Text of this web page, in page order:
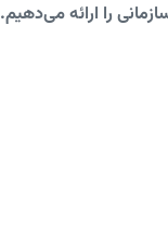
را ارائه می‌دهیم.